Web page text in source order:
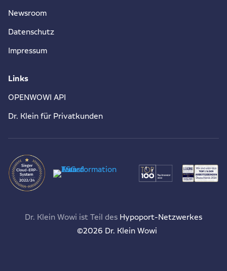
Newsroom
Datenschutz
Impressum
Links
OPENWOWI API
Dr. Klein für Privatkunden
Dr. Klein Wowi ist Teil des Hypoport-Netzwerkes
©2026 Dr. Klein Wowi